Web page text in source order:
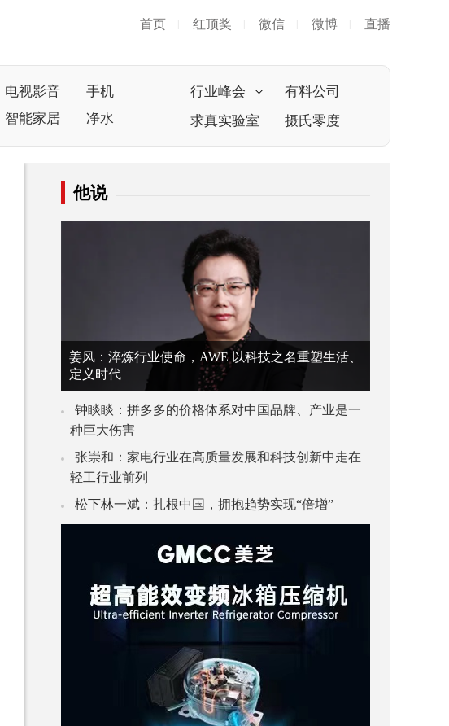
首页 红顶奖 微信 微博 直播
电视影音
手机
智能家居 净水
行业峰会
有料公司
求真实验室
摄氏零度
他说
姜风：淬炼行业使命，AWE 以科技之名重塑生活、
定义时代
钟睒睒：拼多多的价格体系对中国品牌、产业是一
种巨大伤害
张崇和：家电行业在高质量发展和科技创新中走在
轻工行业前列
松下林一斌：扎根中国，拥抱趋势实现“倍增”